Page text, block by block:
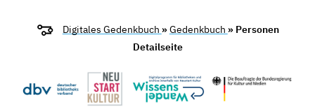
Digitales Gedenkbuch »Gedenkbuch » Personen
Detailseite